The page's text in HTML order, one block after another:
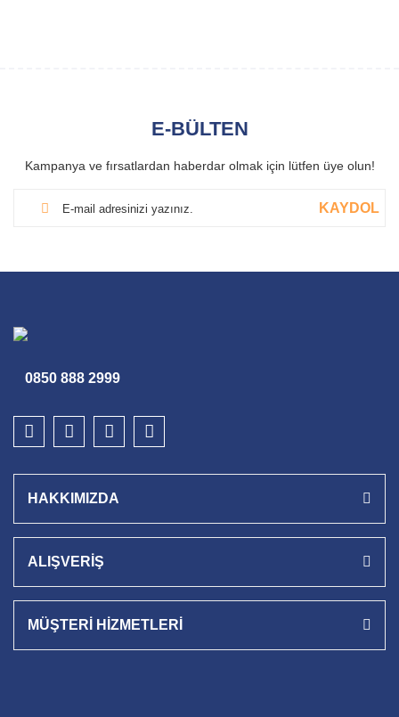
E-BÜLTEN
Kampanya ve fırsatlardan haberdar olmak için lütfen üye olun!
KAYDOL
0850 888 2999
HAKKIMIZDA
ALIŞVERİŞ
MÜŞTERİ HİZMETLERİ